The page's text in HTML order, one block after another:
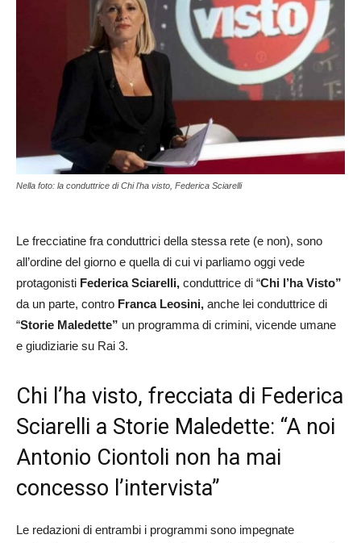
Nella foto: la conduttrice di Chi l'ha visto, Federica Sciarelli
Le frecciatine fra conduttrici della stessa rete (e non), sono
all’ordine del giorno e quella di cui vi parliamo oggi vede
protagonisti Federica Sciarelli, conduttrice di “Chi l’ha Visto”
da un parte, contro Franca Leosini, anche lei conduttrice di
“Storie Maledette” un programma di crimini, vicende umane
e giudiziarie su Rai 3.
Chi l’ha visto, frecciata di Federica
Sciarelli a Storie Maledette: “A noi
Antonio Ciontoli non ha mai
concesso l’intervista”
Le redazioni di entrambi i programmi sono impegnate